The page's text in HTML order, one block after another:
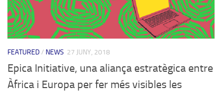
FEATURED/ NEWS 27 JUNY, 2018
Epica Initiative, una aliança estratègica entre
Àfrica i Europa per fer més visibles les